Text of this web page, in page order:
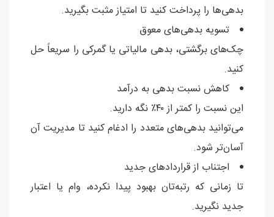
بدهی‌ها را پرداخت کنید تا امتیاز مثبت بگیرید.
تسویه بدهی‌های معوق
چک‌های برگشتی، بدهی مالیاتی یا گمرکی را سریعاً حل
کنید.
کاهش نسبت بدهی به درآمد
این نسبت را کمتر از ۴۰٪ نگه دارید.
می‌توانید بدهی‌های متعدد را ادغام کنید تا مدیریت آن
آسان‌تر شود.
اجتناب از قراردادهای جدید
تا زمانی که رتبه‌تان بهبود پیدا نکرده، وام یا اعتبار
جدید نگیرید.